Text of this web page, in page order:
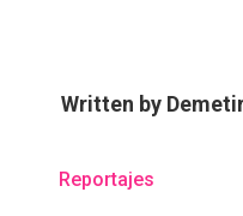
Written by
Reportajes